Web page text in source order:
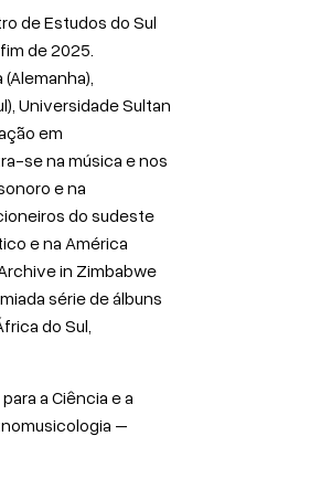
de Estudos do Sul
de 2025.
Universidade Sultan
em
se na música e nos
e na
do sudeste
e na América
in Zimbabwe
série de álbuns
do Sul,
a Ciência e a
–